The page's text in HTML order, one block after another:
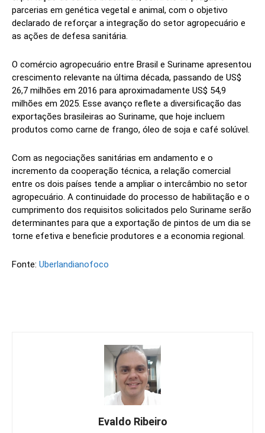
parcerias em genética vegetal e animal, com o objetivo
declarado de reforçar a integração do setor agropecuário e
as ações de defesa sanitária.
O comércio agropecuário entre Brasil e Suriname apresentou
crescimento relevante na última década, passando de US$
26,7 milhões em 2016 para aproximadamente US$ 54,9
milhões em 2025. Esse avanço reflete a diversificação das
exportações brasileiras ao Suriname, que hoje incluem
produtos como carne de frango, óleo de soja e café solúvel.
Com as negociações sanitárias em andamento e o
incremento da cooperação técnica, a relação comercial
entre os dois países tende a ampliar o intercâmbio no setor
agropecuário. A continuidade do processo de habilitação e o
cumprimento dos requisitos solicitados pelo Suriname serão
determinantes para que a exportação de pintos de um dia se
torne efetiva e beneficie produtores e a economia regional.
Fonte: Uberlandianofoco
Evaldo Ribeiro